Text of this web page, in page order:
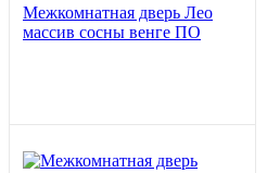
Межкомнатная дверь Лео
массив сосны венге ПО